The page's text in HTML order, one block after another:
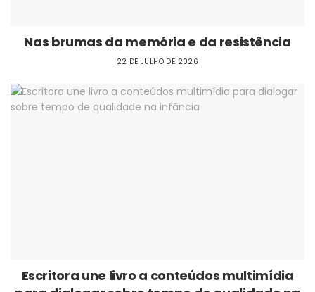
Nas brumas da memória e da resistência
22 DE JULHO DE 2026
Escritora une livro a conteúdos multimídia